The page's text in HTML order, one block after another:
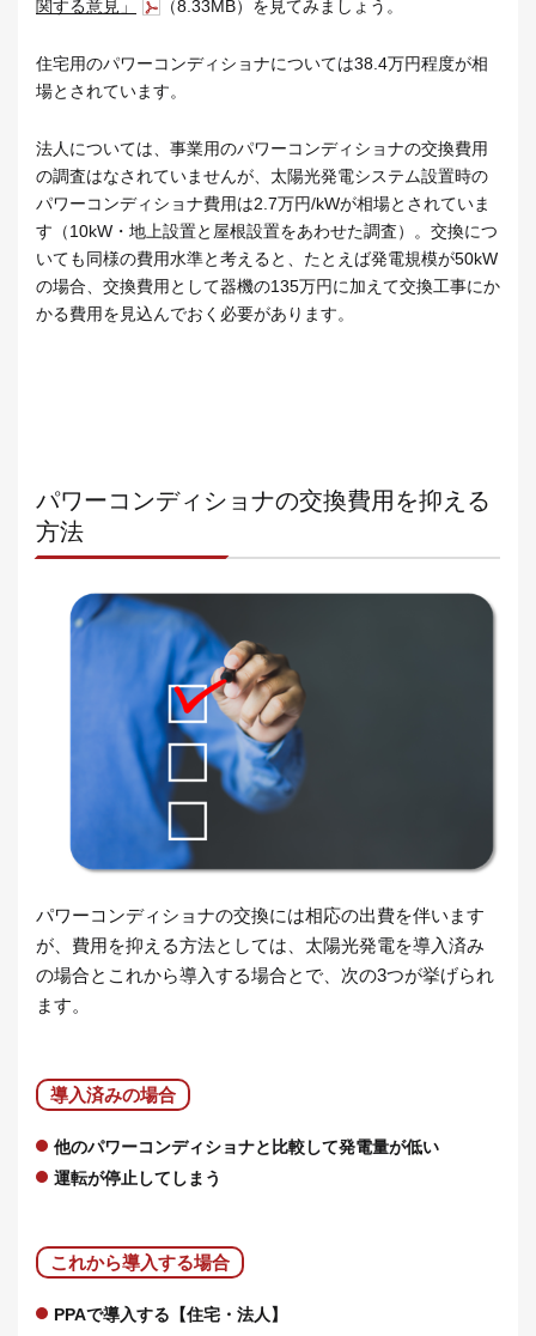
関する意見」 （8.33MB）を見てみましょう。
住宅用のパワーコンディショナについては38.4万円程度が相
場とされています。
法人については、事業用のパワーコンディショナの交換費用
の調査はなされていませんが、太陽光発電システム設置時の
パワーコンディショナ費用は2.7万円/kWが相場とされていま
す（10kW・地上設置と屋根設置をあわせた調査）。交換につ
いても同様の費用水準と考えると、たとえば発電規模が50kW
の場合、交換費用として器機の135万円に加えて交換工事にか
かる費用を見込んでおく必要があります。
パワーコンディショナの交換費用を抑える
方法
パワーコンディショナの交換には相応の出費を伴います
が、費用を抑える方法としては、太陽光発電を導入済み
の場合とこれから導入する場合とで、次の3つが挙げられ
ます。
導入済みの場合
他のパワーコンディショナと比較して発電量が低い
運転が停止してしまう
これから導入する場合
PPAで導入する【住宅・法人】